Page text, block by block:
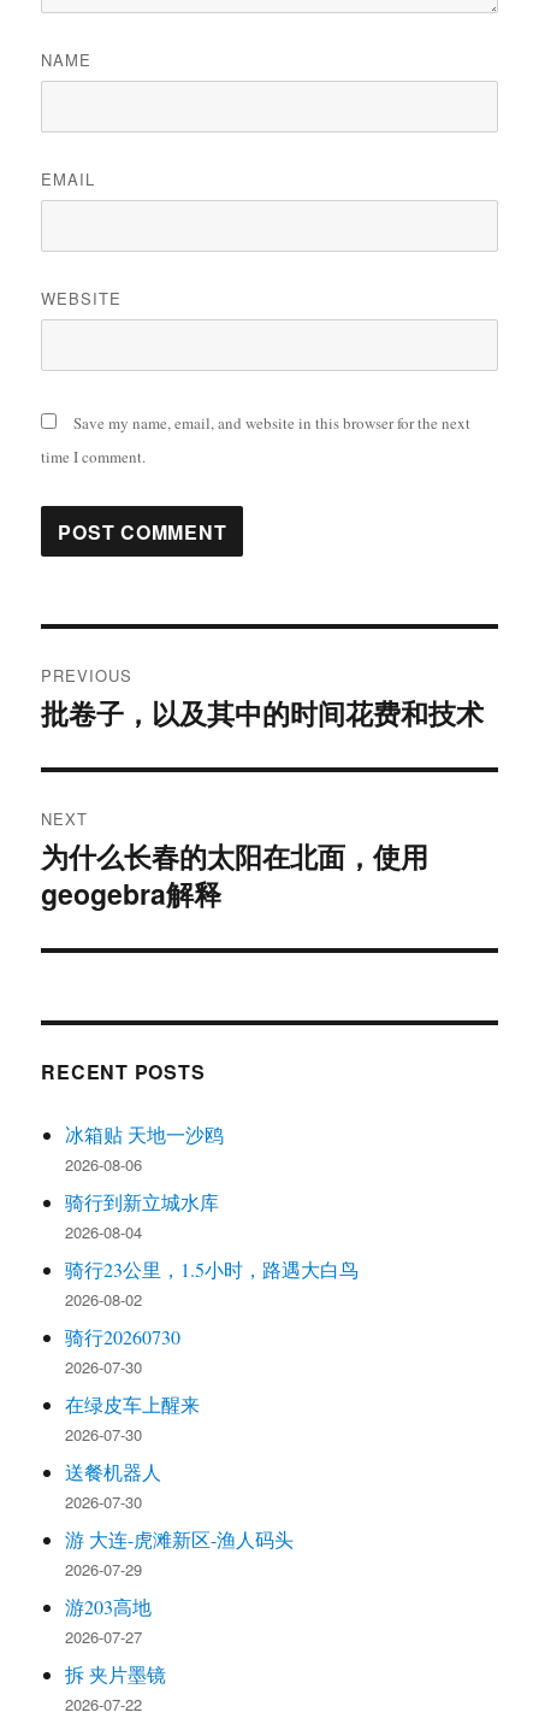
NAME
EMAIL
WEBSITE
Save my name, email, and website in this browser for the next
time I comment.
navigation
PREVIOUS
Previous
批卷子，以及其中的时间花费和技术
NEXT
Next
post:
为什么长春的太阳在北面，使用
geogebra解释
RECENT POSTS
冰箱贴 天地一沙鸥
2026-08-06
骑行到新立城水库
2026-08-04
骑行23公里，1.5小时，路遇大白鸟
2026-08-02
骑行20260730
2026-07-30
在绿皮车上醒来
2026-07-30
送餐机器人
2026-07-30
游 大连-虎滩新区-渔人码头
2026-07-29
游203高地
2026-07-27
拆 夹片墨镜
2026-07-22